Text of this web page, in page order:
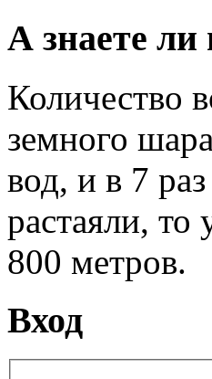
А знаете ли
Количество
земного
вод, и в 7
растаяли,
800 метров.
Вход